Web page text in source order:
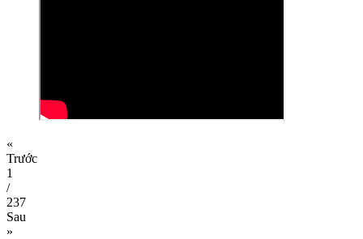
«
Trước
1
/
237
Sau
»